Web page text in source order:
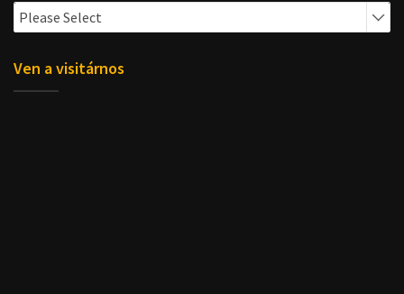
Please Select
Ven a visitárnos